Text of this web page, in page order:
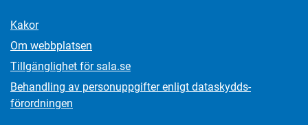
Kakor
Om webbplatsen
Tillgänglighet för sala.se
Behandling av personuppgifter enligt dataskydds­
förordningen